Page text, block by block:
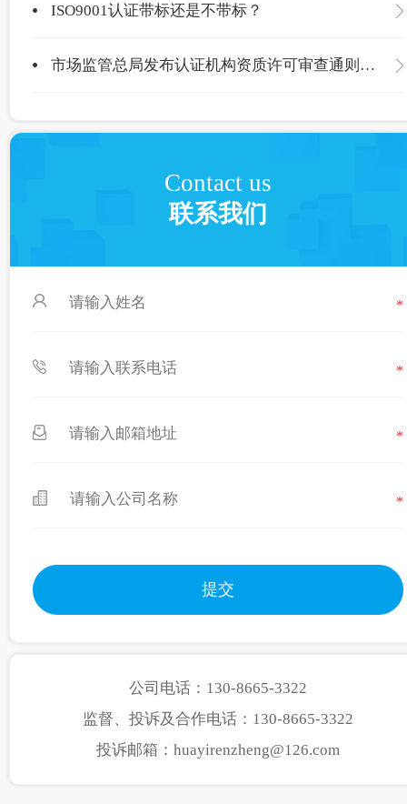
ISO9001认证带标还是不带标？
市场监管总局发布认证机构资质许可审查通则，现公开征求意见
Contact us
联系我们
*
*
*
*
公司电话：130-8665-3322
监督、投诉及合作电话：130-8665-3322
投诉邮箱：huayirenzheng@126.com